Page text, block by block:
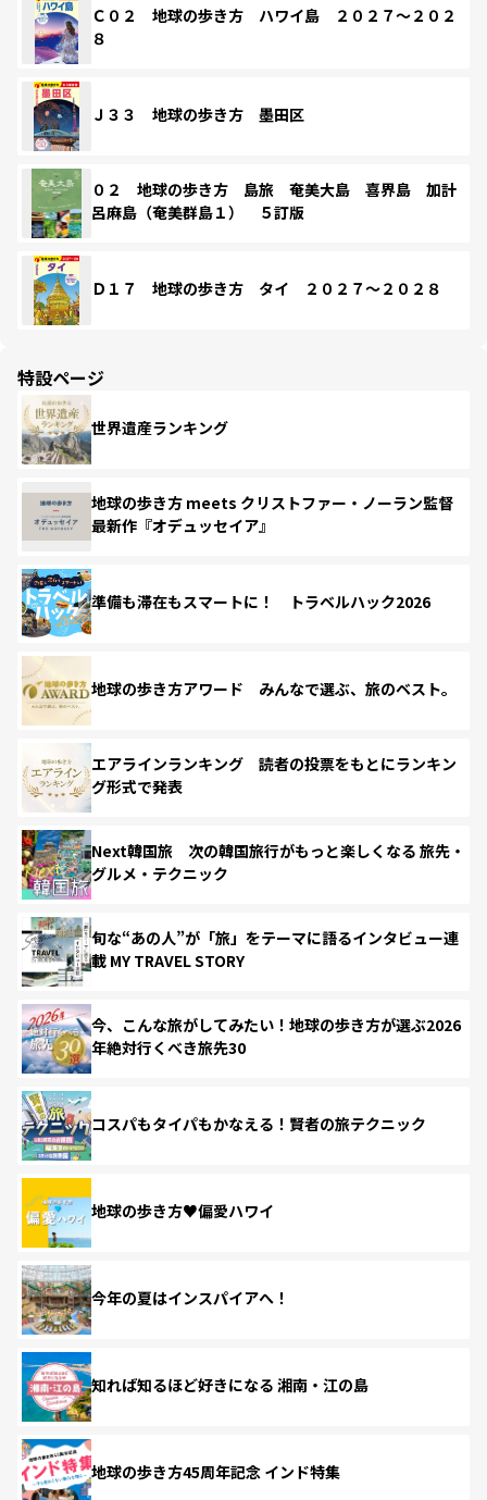
Ｃ０２ 地球の歩き方 ハワイ島 ２０２７～２０２
８
Ｊ３３ 地球の歩き方 墨田区
０２ 地球の歩き方 島旅 奄美大島 喜界島 加計
呂麻島（奄美群島１） ５訂版
Ｄ１７ 地球の歩き方 タイ ２０２７～２０２８
特設ページ
世界遺産ランキング
地球の歩き方 meets クリストファー・ノーラン監督
最新作『オデュッセイア』
準備も滞在もスマートに！ トラベルハック2026
地球の歩き方アワード みんなで選ぶ、旅のベスト。
エアラインランキング 読者の投票をもとにランキン
グ形式で発表
Next韓国旅 次の韓国旅行がもっと楽しくなる 旅先・
グルメ・テクニック
旬な“あの人”が「旅」をテーマに語るインタビュー連
載 MY TRAVEL STORY
今、こんな旅がしてみたい！地球の歩き方が選ぶ2026
年絶対行くべき旅先30
コスパもタイパもかなえる！賢者の旅テクニック
地球の歩き方♥偏愛ハワイ
今年の夏はインスパイアへ！
知れば知るほど好きになる 湘南・江の島
地球の歩き方45周年記念 インド特集